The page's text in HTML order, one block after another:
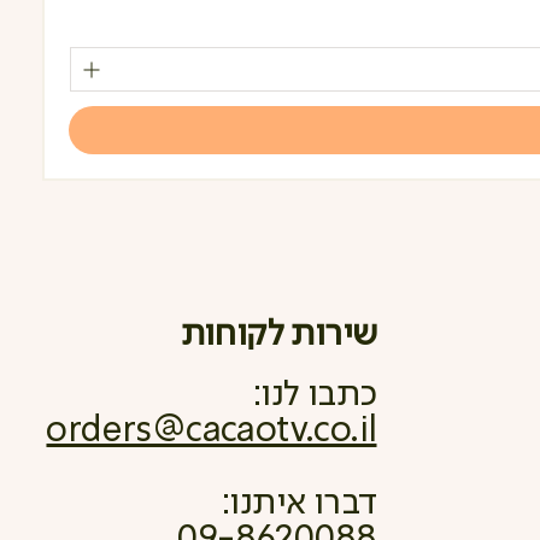
שירות לקוחות
כתבו לנו:
orders@cacaotv.co.il
דברו איתנו: